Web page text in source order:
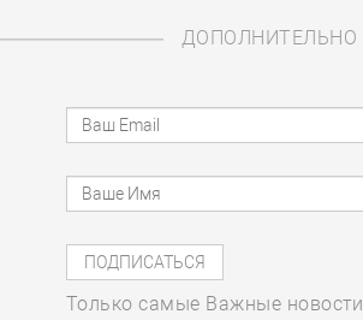
ДОПОЛНИТЕЛЬНО
Только самые Важные новости